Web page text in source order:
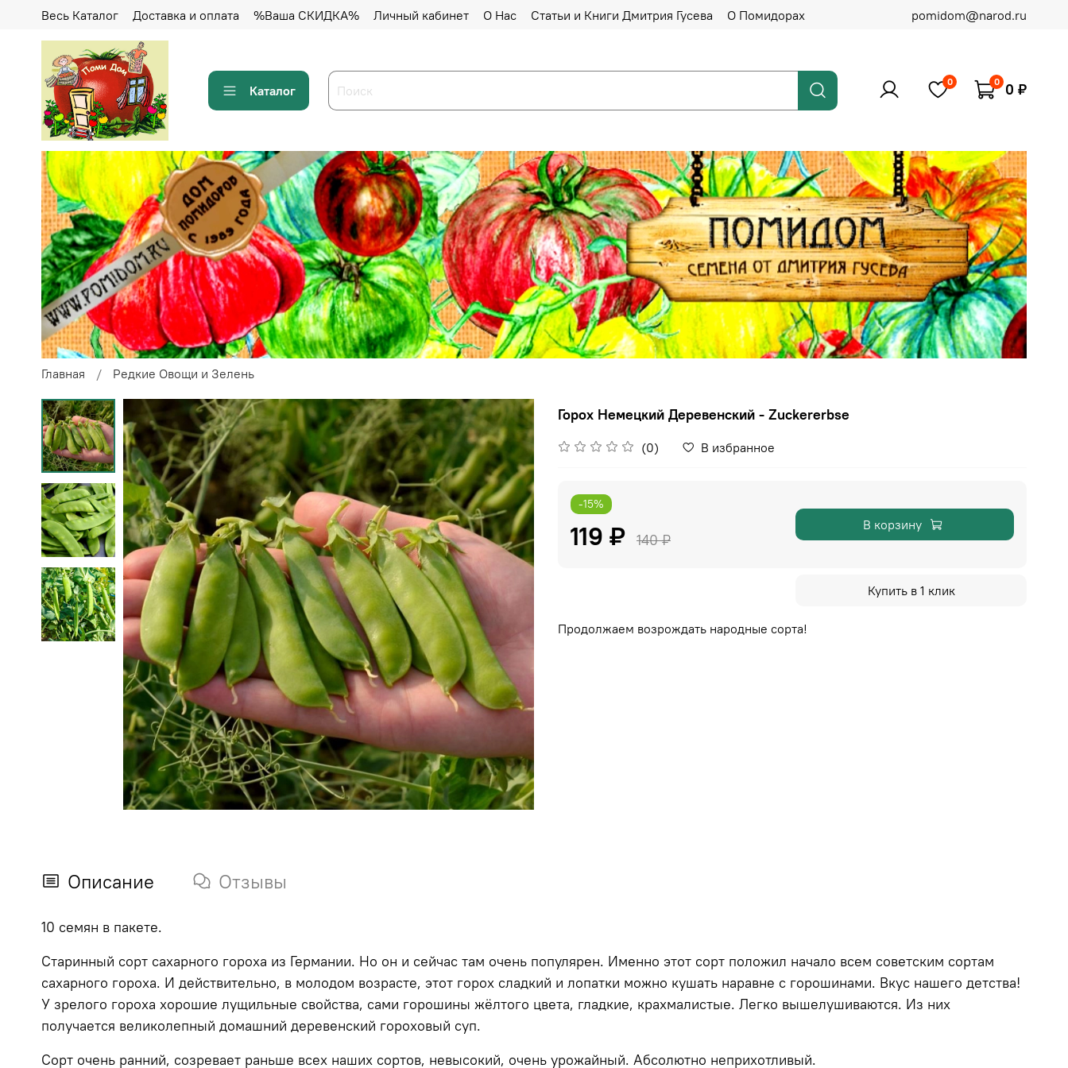
Весь Каталог Доставка и оплата %Ваша СКИДКА% Личный кабинет О Нас Статьи и Книги Дмитрия Гусева О Помидорах pomidom@narod.ru
Каталог
0 0 0 ₽
Главная Редкие Овощи и Зелень
Горох Немецкий Деревенский - Zuckererbse
(0) В избранное
-15%
119 ₽ 140 ₽
В корзину
Купить в 1 клик
Продолжаем возрождать народные сорта!
Описание Отзывы
10 семян в пакете.
Старинный сорт сахарного гороха из Германии. Но он и сейчас там очень популярен. Именно этот сорт положил начало всем советским сортам
сахарного гороха. И действительно, в молодом возрасте, этот горох сладкий и лопатки можно кушать наравне с горошинами. Вкус нашего детства!
У зрелого гороха хорошие лущильные свойства, сами горошины жёлтого цвета, гладкие, крахмалистые. Легко вышелушиваются. Из них
получается великолепный домашний деревенский гороховый суп.
Сорт очень ранний, созревает раньше всех наших сортов, невысокий, очень урожайный. Абсолютно неприхотливый.